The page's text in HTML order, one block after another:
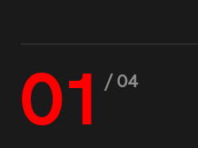
01 / 04